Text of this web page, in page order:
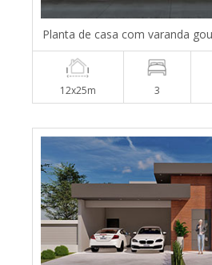
Planta de casa com varanda
12x25m 3